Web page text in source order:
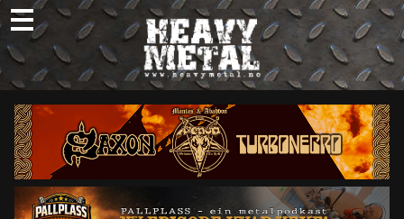
Skip
to
content
Nyheter
Omtaler
Intervjuer
Om oss